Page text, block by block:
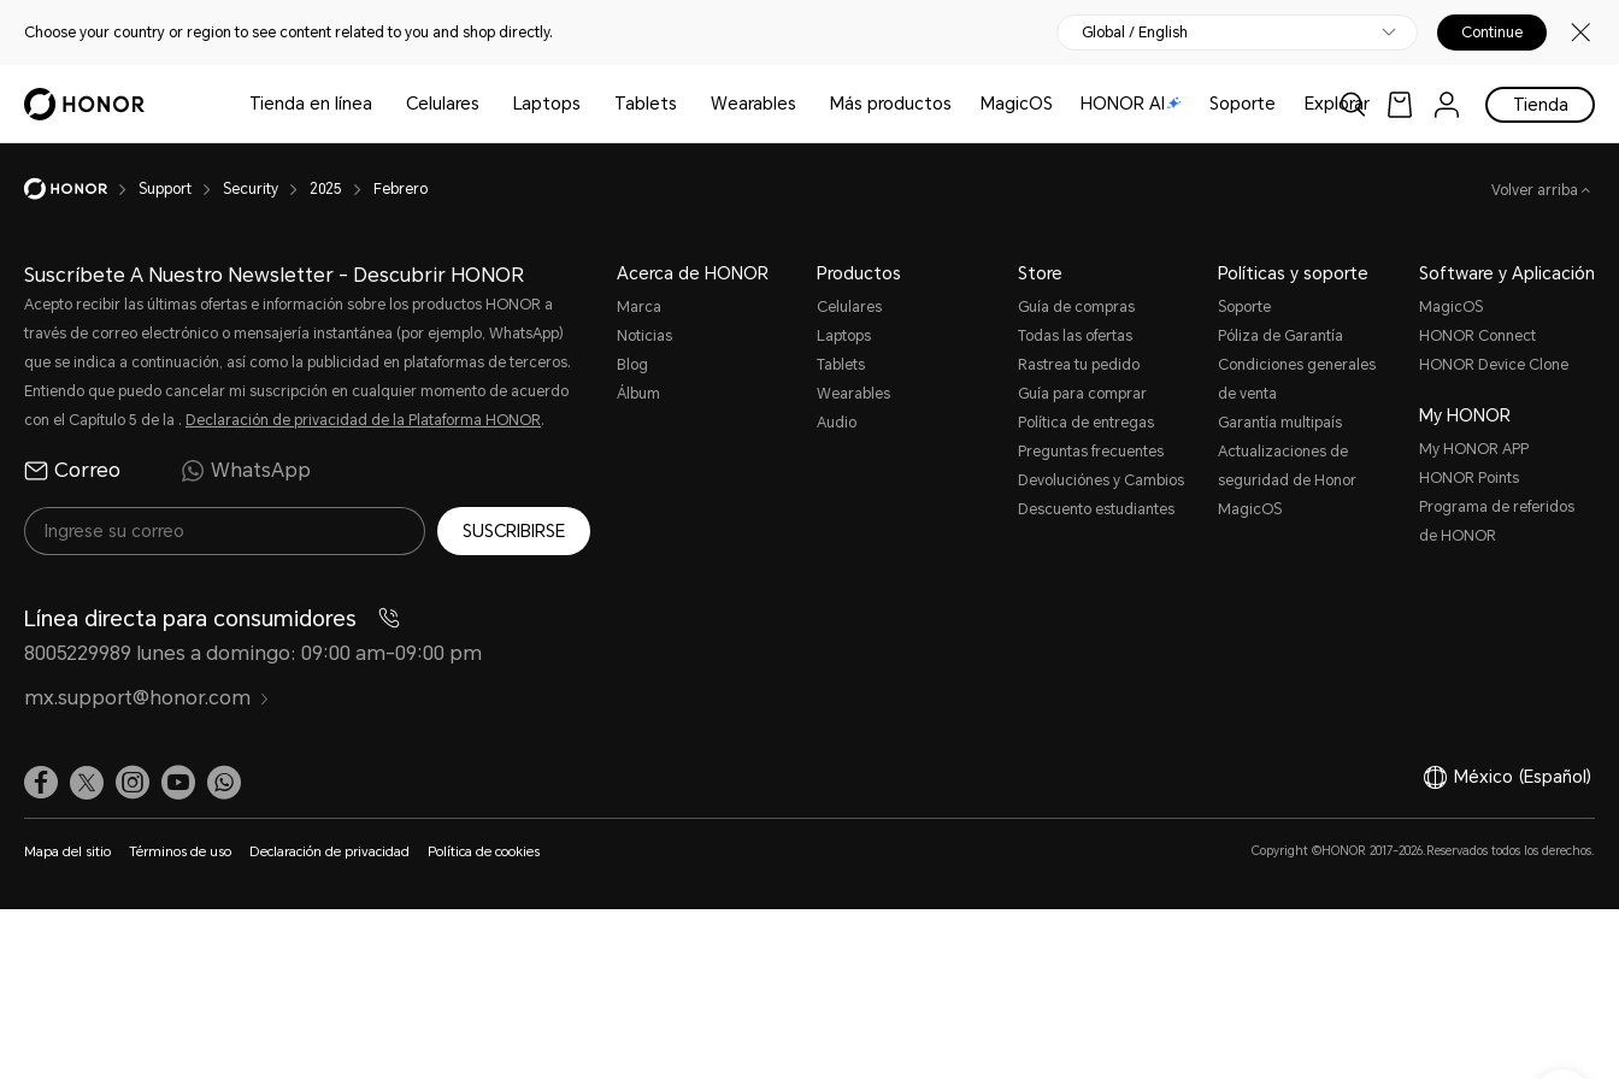
Choose your country or region to see content related to you and shop directly. Global / English Continue
Tienda en línea Celulares Laptops Tablets Wearables Más productos MagicOS HONOR AI Soporte Explorar Tienda
Support Security 2025 Febrero Volver arriba
Suscríbete A Nuestro Newsletter - Descubrir HONOR
Acepto recibir las últimas ofertas e información sobre los productos HONOR a
través de correo electrónico o mensajería instantánea (por ejemplo, WhatsApp)
que se indica a continuación, así como la publicidad en plataformas de terceros.
Entiendo que puedo cancelar mi suscripción en cualquier momento de acuerdo
con el Capítulo 5 de la . Declaración de privacidad de la Plataforma HONOR.
Correo WhatsApp
SUSCRIBIRSE
Línea directa para consumidores
8005229989 lunes a domingo: 09:00 am-09:00 pm
mx.support@honor.com
Acerca de HONOR
Marca
Noticias
Blog
Álbum
Productos
Celulares
Laptops
Tablets
Wearables
Audio
Store
Guía de compras
Todas las ofertas
Rastrea tu pedido
Guía para comprar
Política de entregas
Preguntas frecuentes
Devoluciónes y Cambios
Descuento estudiantes
Políticas y soporte
Soporte
Póliza de Garantía
Condiciones generales
de venta
Garantía multipaís
Actualizaciones de
seguridad de Honor
MagicOS
Software y Aplicación
MagicOS
HONOR Connect
HONOR Device Clone
My HONOR
My HONOR APP
HONOR Points
Programa de referidos
de HONOR
México (Español)
Mapa del sitio Términos de uso Declaración de privacidad Política de cookies Copyright ©HONOR 2017-2026.Reservados todos los derechos.